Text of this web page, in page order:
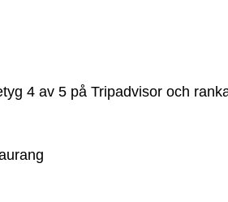
4 av 5 på Tripadvisor och